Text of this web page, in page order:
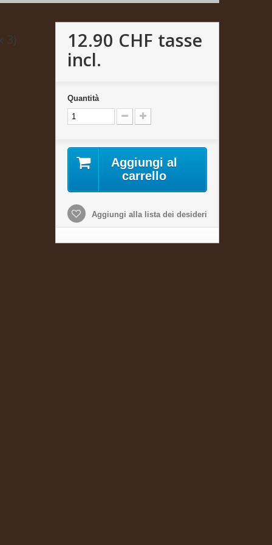
3) 12.90 CHF tasse
incl.
Quantità
Aggiungi al
carrello
Aggiungi alla lista dei desideri